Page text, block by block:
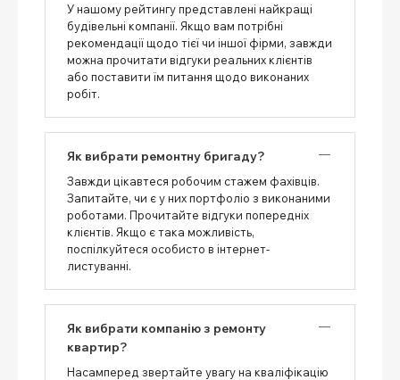
У нашому рейтингу представлені найкращі
будівельні компанії. Якщо вам потрібні
рекомендації щодо тієї чи іншої фірми, завжди
можна прочитати відгуки реальних клієнтів
або поставити їм питання щодо виконаних
робіт.
Як вибрати ремонтну бригаду?
Завжди цікавтеся робочим стажем фахівців.
Запитайте, чи є у них портфоліо з виконаними
роботами. Прочитайте відгуки попередніх
клієнтів. Якщо є така можливість,
поспілкуйтеся особисто в інтернет-
листуванні.
Як вибрати компанію з ремонту
квартир?
Насамперед звертайте увагу на кваліфікацію